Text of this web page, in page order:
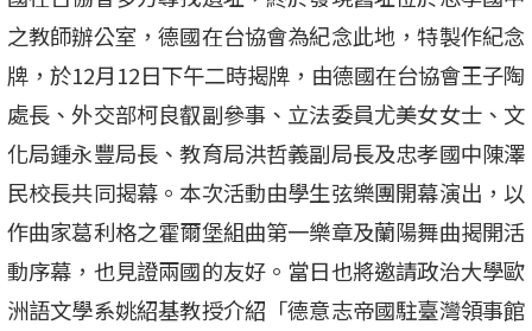
之教師辦公室，德國在台協會為紀念此地，特製作紀念
牌，於12月12日下午二時揭牌，由德國在台協會王子陶
處長、外交部柯良叡副參事、立法委員尤美女女士、文
化局鍾永豐局長、教育局洪哲義副局長及忠孝國中陳澤
民校長共同揭幕。本次活動由學生弦樂團開幕演出，以
作曲家葛利格之霍爾堡組曲第一樂章及蘭陽舞曲揭開活
動序幕，也見證兩國的友好。當日也將邀請政治大學歐
洲語文學系姚紹基教授介紹「德意志帝國駐臺灣領事館